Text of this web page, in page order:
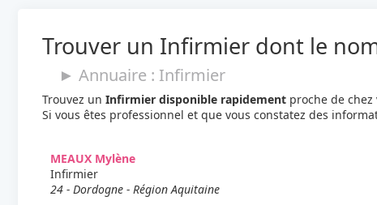
Trouver un Infirmier dont le
► Annuaire : Infirmier
Trouvez un Infirmier disponible rapidementproche de chez
Si vous êtes professionnel et que vous constatez des
MEAUX Mylène
Infirmier
24 - Dordogne - Région Aquitaine